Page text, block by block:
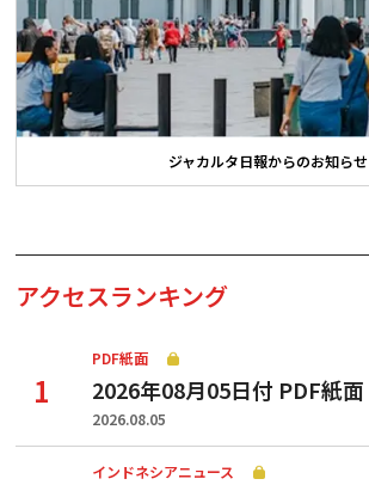
ジャカルタ日報からのお知らせ
アクセスランキング
PDF紙面
2026年08月05日付 PDF紙面
2026.08.05
インドネシアニュース